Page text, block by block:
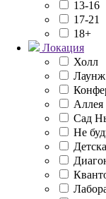
13-16
17-21
18+
Локация
Холл
Лаунж
Аллея
Сад
Не